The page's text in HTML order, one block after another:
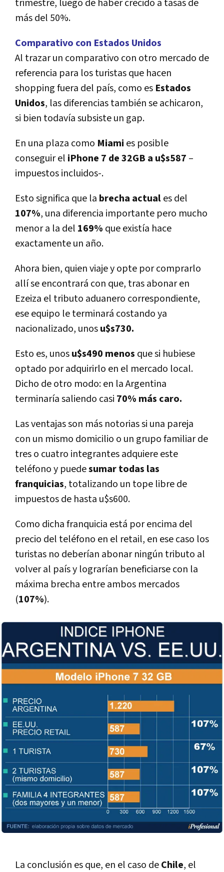
trimestre, luego de haber crecido a tasas de
más del 50%.
Comparativo con Estados Unidos
Al trazar un comparativo con otro mercado de
referencia para los turistas que hacen
shopping fuera del paí­s, como es Estados
Unidos, las diferencias también se achicaron,
si bien todaví­a subsiste un gap.
En una plaza como Miami es posible
conseguir el iPhone 7 de 32GB a u$s587 –
impuestos incluidos-.
Esto significa que la brecha actuales del
107%, una diferencia importante pero mucho
menor a la del 169% que existí­a hace
exactamente un año.
Ahora bien, quien viaje y opte por comprarlo
allí­ se encontrará con que, tras abonar en
Ezeiza el tributo aduanero correspondiente,
ese equipo le terminará costando ya
nacionalizado, unosu$s730.
Esto es, unosu$s490 menos que si hubiese
optado por adquirirlo en el mercado local.
Dicho de otro modo: en la Argentina
terminarí­a saliendo casi 70% más caro.
Las ventajas son más notorias si una pareja
con un mismo domicilio o un grupo familiar de
tres o cuatro integrantes adquiere este
teléfono y puedesumar todas las
franquicias, totalizando un tope libre de
impuestos de hasta u$s600.
Como dicha franquicia está por encima del
precio del teléfono en el retail, en ese caso los
turistas no deberí­an abonar ningún tributo al
volver al paí­s y lograrí­an beneficiarse con la
máxima brecha entre ambos mercados
(107%).
La conclusión es que, en el caso deChile, el